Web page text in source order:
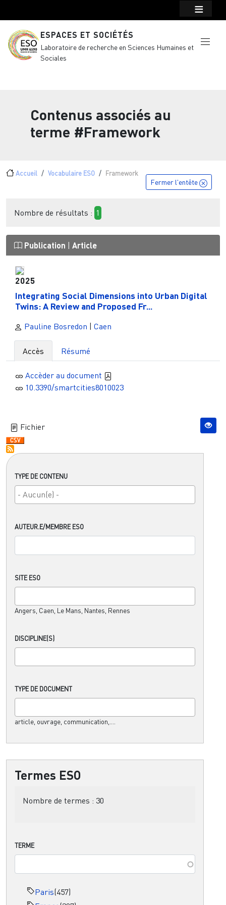
ESPACES ET SOCIÉTÉS
Laboratoire de recherche en Sciences Humaines et
Sociales
Contenus associés au
terme #Framework
Fil d'Ariane
Accueil Vocabulaire ESO Framework
TYPE DE CONTENU
AUTEUR.E/MEMBRE ESO
SITE ESO
Angers, Caen, Le Mans, Nantes, Rennes
DISCIPLINE(S)
TYPE DE DOCUMENT
article, ouvrage, communication,....
Termes ESO
Nombre de termes : 30
TERME
Paris(457)
Fermer l'entête
Nombre de résultats : 1
Publication Article
2025
Integrating Social Dimensions into Urban Digital
Twins: A Review and Proposed Fr...
Pauline Bosredon Caen
Accès Résumé
Accèder au document
10.3390/smartcities8010023
Fichier